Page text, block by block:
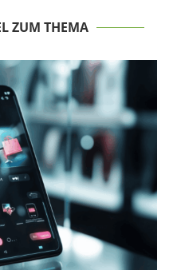
ZUM THEMA